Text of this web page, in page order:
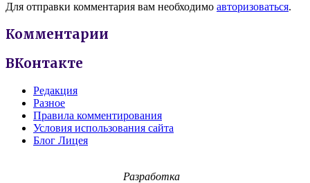
Для отправки комментария вам необходимо авторизоваться.
Комментарии
ВКонтакте
Редакция
Разное
Правила комментирования
Условия использования сайта
Блог Лицея
Разработка